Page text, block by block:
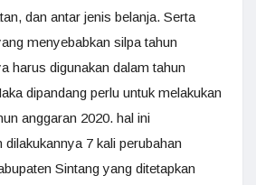
dan antar jenis belanja. Serta
menyebabkan silpa tahun
harus digunakan dalam tahun
dipandang perlu untuk melakukan
anggaran 2020. hal ini
dilakukannya 7 kali perubahan
Sintang yang ditetapkan